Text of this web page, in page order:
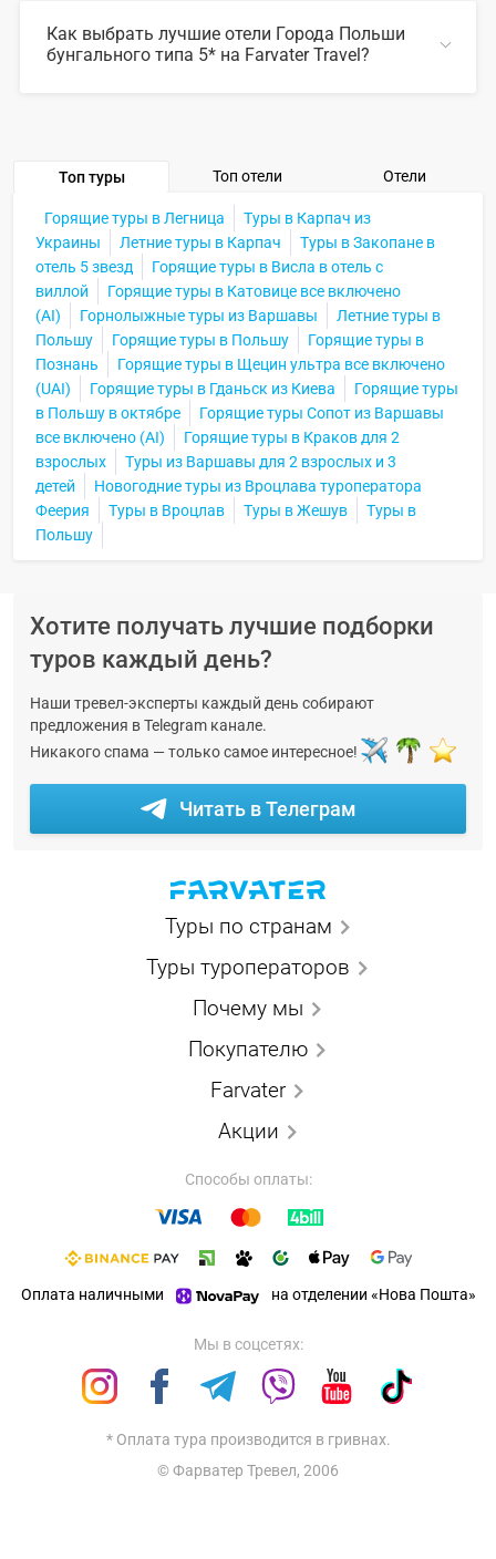
Как выбрать лучшие отели Города Польши
бунгального типа 5* на Farvater Travel?
бунгального типа 5*
Топ туры Топ отели Отели
Горящие туры в Легница
Туры в Карпач из
Украины
Летние туры в Карпач
Туры в Закопане в
отель 5 звезд
Горящие туры в Висла в отель с
виллой
Горящие туры в Катовице все включено
(AI)
Горнолыжные туры из Варшавы
Летние туры в
Польшу
Горящие туры в Польшу
Горящие туры в
Познань
Горящие туры в Щецин ультра все включено
(UAI)
Горящие туры в Гданьск из Киева
Горящие туры
в Польшу в октябре
Горящие туры Сопот из Варшавы
все включено (AI)
Горящие туры в Краков для 2
взрослых
Туры из Варшавы для 2 взрослых и 3
детей
Новогодние туры из Вроцлава туроператора
Феерия
Туры в Вроцлав Туры в Жешув
Туры в
Польшу
Хотите получать лучшие подборки
туров каждый день?
Наши тревел-эксперты каждый день собирают
предложения в Telegram канале.
Никакого спама — только самое интересное!
Читать в Телеграм
Туры по странам
Туры туроператоров
Почему мы
Покупателю
Farvater
Акции
Способы оплаты:
Оплата наличными на отделении «Нова Пошта»
Мы в соцсетях:
* Оплата тура производится в гривнах.
© Фарватер Тревел, 2006